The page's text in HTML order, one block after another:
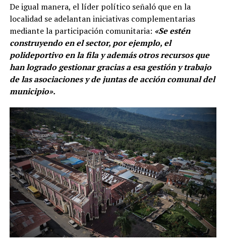
De igual manera, el líder político señaló que en la
localidad se adelantan iniciativas complementarias
mediante la participación comunitaria: «Se estén
construyendo en el sector, por ejemplo, el
polideportivo en la fila y además otros recursos que
han logrado gestionar gracias a esa gestión y trabajo
de las asociaciones y de juntas de acción comunal del
municipio».